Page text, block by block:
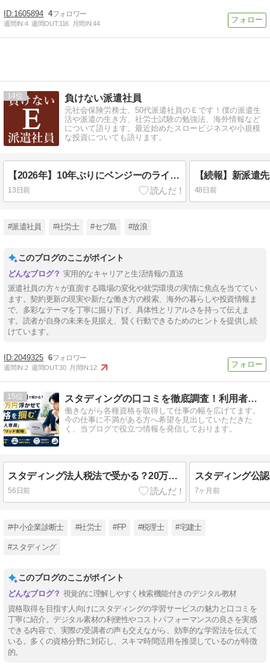
1605894 4
週間IN:4 週間OUT:116 月間IN:44
14 負けない派遣社員
元社会保険労務士、50代派遣社員のＥです！僕の派遣生
活や派遣の生き方、社労士試験の勉強法、海外情報など
について語ります。最近始めたスロービジネスや小規模
な投資についても語ります。
【2026年】10年ぶりにベンジーのライブへ！浅井健一の過去最高のセットリストだった！
13日前 48日前
#派遣社員 #社労士 #セブ島 #放浪
このブログのここがポイント
実用的なキャリアと生活情報の直送
派遣社員の方々が直面する職場の変化や就労環境の実情に焦点を当ててい
ます。契約更新の現実や新たな働き方の模索、海外の暮らしや投資情報ま
で、多彩なテーマを丁寧に掘り下げ、具体性とリアルさを持って伝えま
す。読者が自身の未来を見据え、賢く行動できるためのヒントを提供し続
けています。
2049325 6
週間IN:2 週間OUT:30 月間IN:12
15 スタディングの口コミを徹底調査！利用者の評判をご紹介
働きながら各種資格を取得して仕事の幅を広げてます。
今の仕事に不満がある方へ希望を見出していただきた
く、当ブログで役立つ情報を発信しております。
スタディング法人税法で受かる？20万円浮かせて合格を掴む「社会人専用」ハイブリッド戦略
56日前 7ヶ月前
#中小企業診断士 #社労士 #FP #税理士 #宅建士
#スタディング
このブログのここがポイント
視覚的に理解しやすく検索機能付きのデジタル教材
資格取得を目指す人向けにスタディングの学習サービスの魅力と口コミを
丁寧に紹介。デジタル素材の利便性やコストパフォーマンスの良さを実感
できる内容で、実際の受講者の声も交えながら、効率的な学習法を伝えて
いる。多くの資格分野に対応し、スキマ時間活用を推奨しているのが特徴
的。